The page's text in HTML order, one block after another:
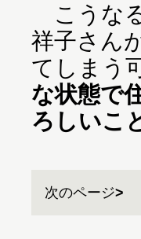
こうな
祥子さん
てしまう
な状態で
ろしいこ
次のページ